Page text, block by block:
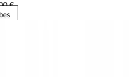
€Price